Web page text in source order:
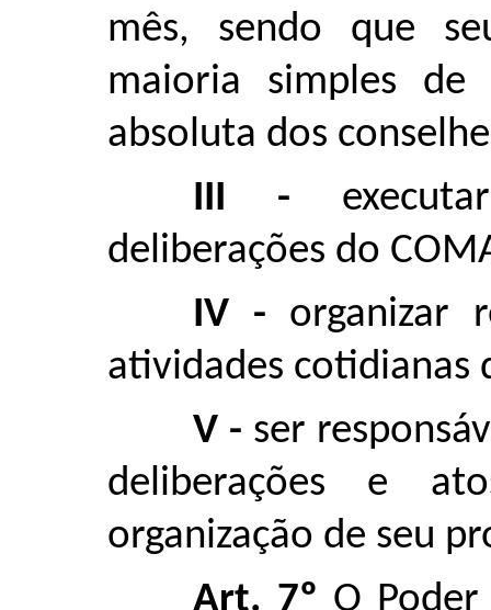
mês, sendo que
maioria simples
absoluta dos
III -
deliberações do
IV - organizar
atividades cotidianas
V - ser
deliberações e
organização de seu
Art. 7º O